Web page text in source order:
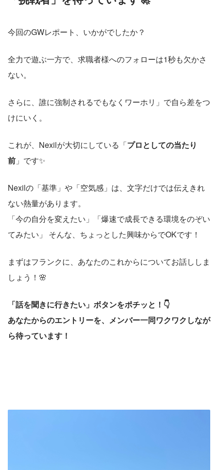
今回のGWレポート、いかがでしたか？
全力で遊ぶ一方で、求職者様へのフォローは1秒も欠かさ
ない。
さらに、誰に強制されるでもなくワーホリ」で自ら差をつ
けにいく。
これが、Nexilが大切にしている「プロとしての当たり
前 」です✨
Nexilの「基準」や「空気感」は、文字だけでは伝えきれ
ない熱量があります。
「今の自分を変えたい」「爆速で成長できる環境をのぞい
てみたい」 そんな、ちょっとした興味からでOKです！
まずはフランクに、あなたのこれからについてお話ししま
しょう！🌸
「話を聞きに行きたい」ボタンをポチッと！👇
あなたからのエントリーを、メンバー一同ワクワクしなが
ら待っています！